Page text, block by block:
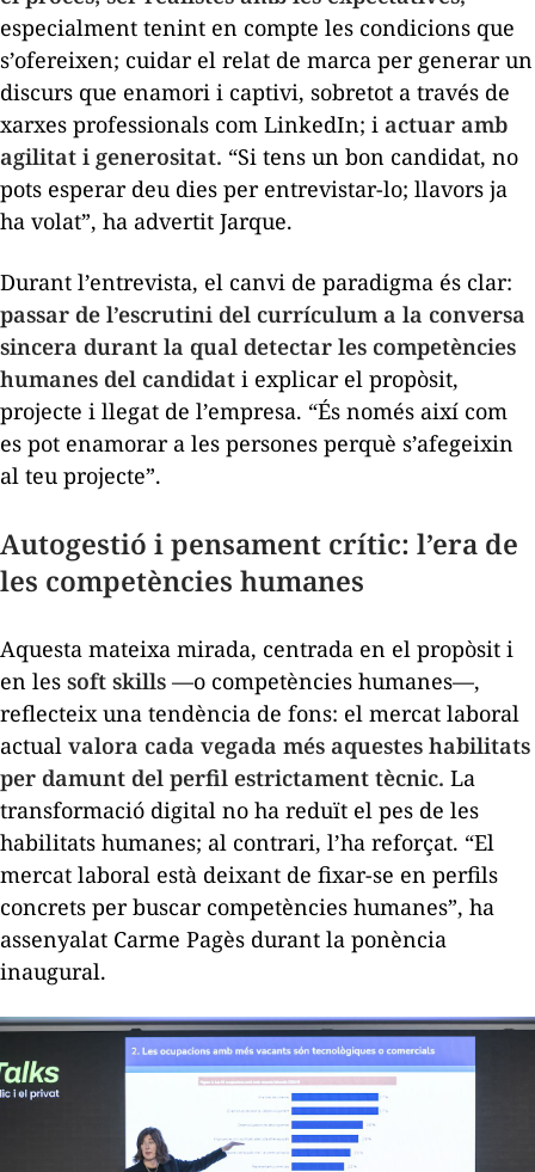
especialment tenint en compte les condicions que
s’ofereixen; cuidar el relat de marca per generar un
discurs que enamori i captivi, sobretot a través de
xarxes professionals com LinkedIn; i actuar amb
agilitat i generositat. “Si tens un bon candidat, no
pots esperar deu dies per entrevistar-lo; llavors ja
ha volat”, ha advertit Jarque.
Durant l’entrevista, el canvi de paradigma és clar:
passar de l’escrutini del currículum a la conversa
sincera durant la qual detectar les competències
humanes del candidat i explicar el propòsit,
projecte i llegat de l’empresa. “És només així com
es pot enamorar a les persones perquè s’afegeixin
al teu projecte”.
Autogestió i pensament crític: l’era de
les competències humanes
Aquesta mateixa mirada, centrada en el propòsit i
en les soft skills —o competències humanes—,
reflecteix una tendència de fons: el mercat laboral
actual valora cada vegada més aquestes habilitats
per damunt del perfil estrictament tècnic. La
transformació digital no ha reduït el pes de les
habilitats humanes; al contrari, l’ha reforçat. “El
mercat laboral està deixant de fixar-se en perfils
concrets per buscar competències humanes”, ha
assenyalat Carme Pagès durant la ponència
inaugural.